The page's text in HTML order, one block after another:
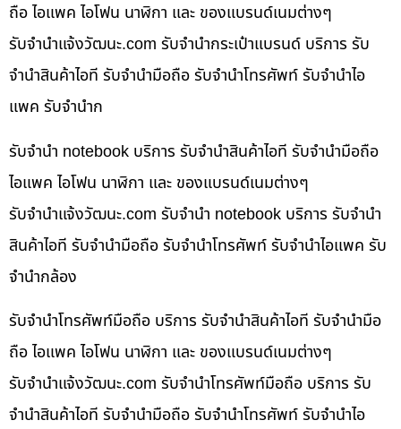
ถือ ไอแพค ไอโฟน นาฬิกา และ ของแบรนด์เนมต่างๆ
รับจํานําแจ้งวัฒนะ.com รับจำนำกระเป๋าแบรนด์ บริการ รับ
จำนำสินค้าไอที รับจำนำมือถือ รับจำนำโทรศัพท์ รับจำนำไอ
แพค รับจำนำก
รับจำนำ notebook บริการ รับจำนำสินค้าไอที รับจำนำมือถือ
ไอแพค ไอโฟน นาฬิกา และ ของแบรนด์เนมต่างๆ
รับจํานําแจ้งวัฒนะ.com รับจำนำ notebook บริการ รับจำนำ
สินค้าไอที รับจำนำมือถือ รับจำนำโทรศัพท์ รับจำนำไอแพค รับ
จำนำกล้อง
รับจำนำโทรศัพท์มือถือ บริการ รับจำนำสินค้าไอที รับจำนำมือ
ถือ ไอแพค ไอโฟน นาฬิกา และ ของแบรนด์เนมต่างๆ
รับจํานําแจ้งวัฒนะ.com รับจำนำโทรศัพท์มือถือ บริการ รับ
จำนำสินค้าไอที รับจำนำมือถือ รับจำนำโทรศัพท์ รับจำนำไอ